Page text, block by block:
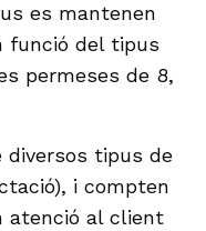
es mantenen
funció del tipus
permeses de 8,
diversos tipus de
i compten
atenció al client